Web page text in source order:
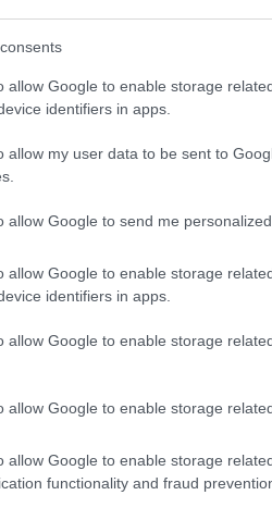
allow Google to enable storage
identifiers in apps.
allow my user data to be sent to
allow Google to send me
allow Google to enable storage
identifiers in apps.
allow Google to enable storage
allow Google to enable storage
allow Google to enable storage
functionality and fraud
dei Riti Nuragici
riti sono collegati alla
della Ruota, simboli
folclore sardo.
è di €120 a persona,
cristalli, Pintadera in
IPHM. Inoltre, è inclusa la
ufficiale